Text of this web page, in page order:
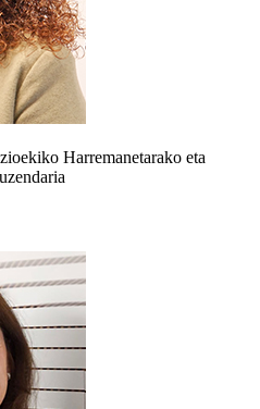
Harremanetarako eta